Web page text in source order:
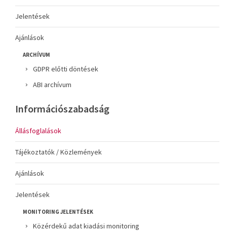
Jelentések
Ajánlások
ARCHÍVUM
GDPR előtti döntések
ABI archívum
Információszabadság
Állásfoglalások
Tájékoztatók / Közlemények
Ajánlások
Jelentések
MONITORING JELENTÉSEK
Közérdekű adat kiadási monitoring